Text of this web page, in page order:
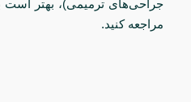
جراحی‌های ترمیمی)، بهتر است
مراجعه کنید.